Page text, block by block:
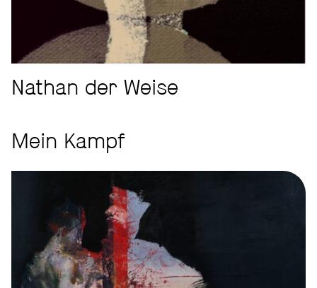
Nathan der Weise
Mein Kampf